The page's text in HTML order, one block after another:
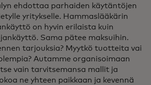
ehdottaa parhaiden käytäntöjen
yritykselle. Hammaslääkärin
on hyvin erilaista kuin
Sama pätee maksuihin.
tarjouksia? Myytkö tuotteita vai
Autamme organisoimaan
vain tarvitsemansa mallit ja
ne yhteen paikkaan ja kevennä